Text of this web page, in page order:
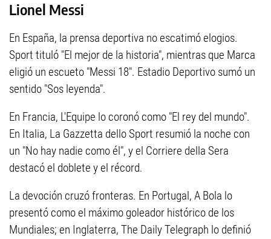
Lionel Messi
En España, la prensa deportiva no escatimó elogios.
Sport tituló "El mejor de la historia", mientras que Marca
eligió un escueto "Messi 18". Estadio Deportivo sumó un
sentido "Sos leyenda".
En Francia, L'Equipe lo coronó como "El rey del mundo".
En Italia, La Gazzetta dello Sport resumió la noche con
un "No hay nadie como él", y el Corriere della Sera
destacó el doblete y el récord.
La devoción cruzó fronteras. En Portugal, A Bola lo
presentó como el máximo goleador histórico de los
Mundiales; en Inglaterra, The Daily Telegraph lo definió